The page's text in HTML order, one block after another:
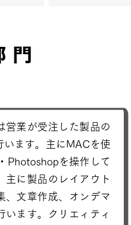
営業が受注した製品の
います。主にMACを使
Photoshopを操作して
主に製品のレイアウト
、文章作成、オンデマ
います。クリエィティ